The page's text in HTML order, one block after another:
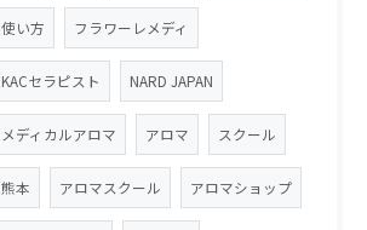
使い方 フラワーレメディ
KACセラピスト NARD JAPAN
メディカルアロマ アロマ スクール
熊本 アロマスクール アロマショップ